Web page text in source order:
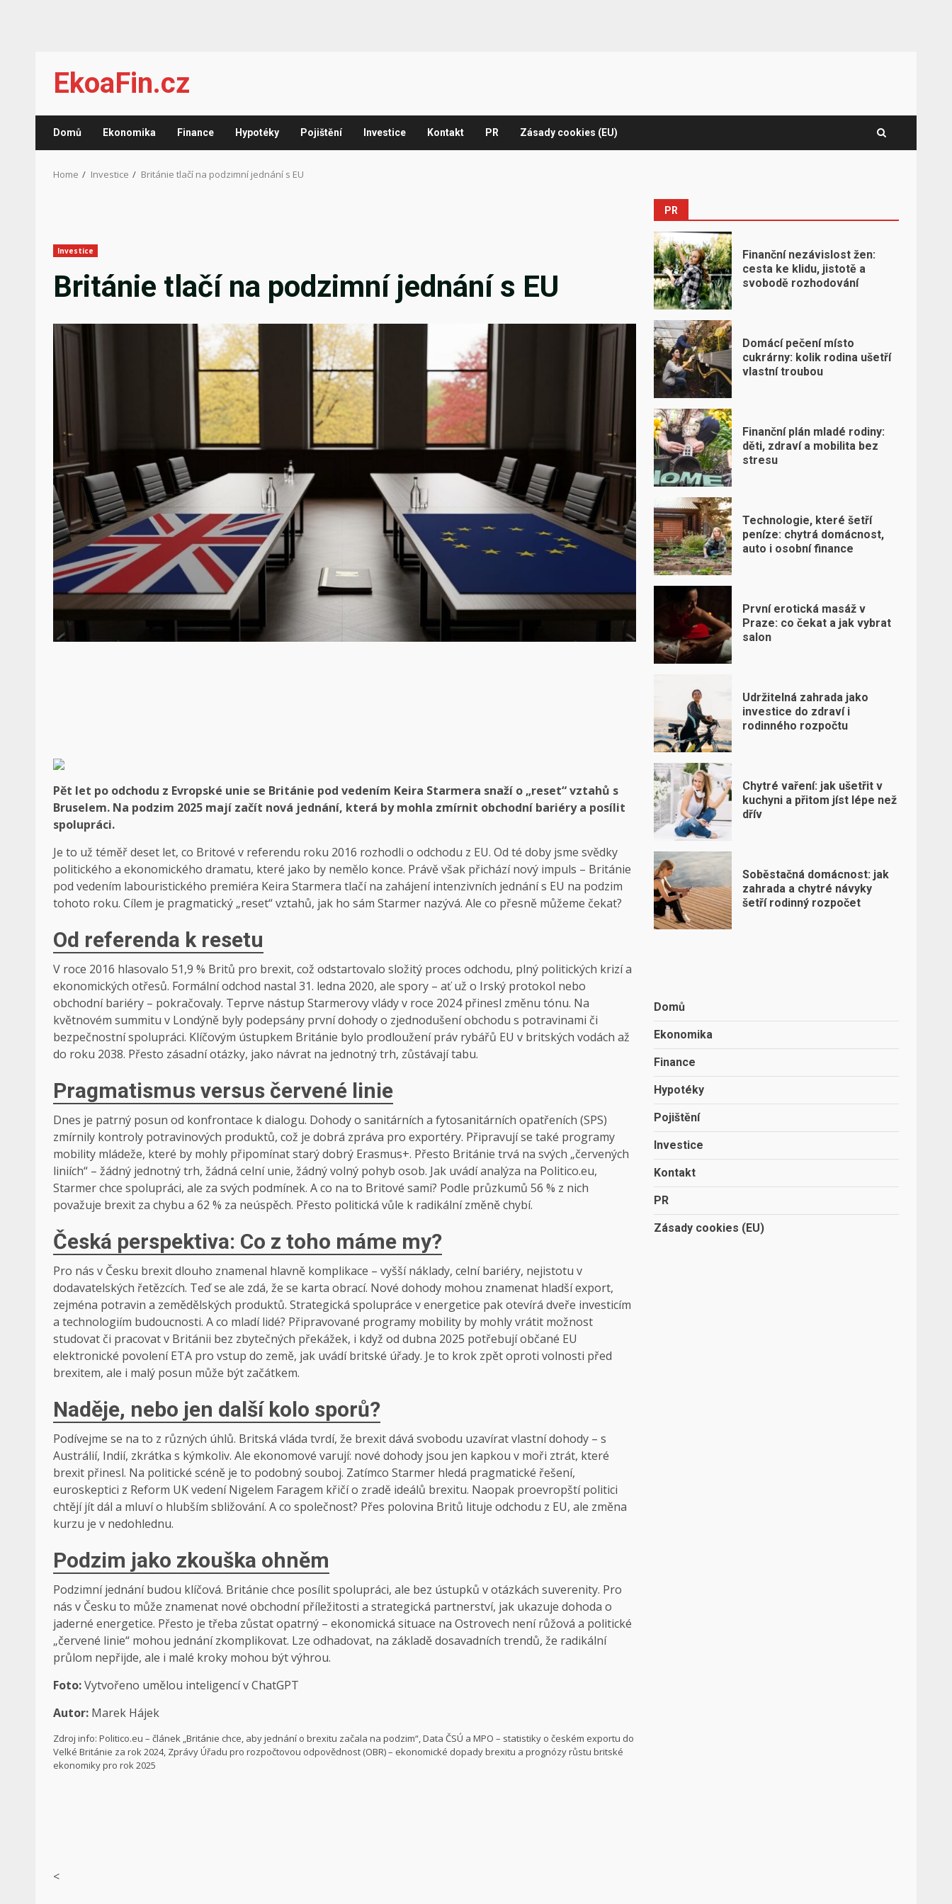
content
EkoaFin.cz
Domů Ekonomika Finance Hypotéky Pojištění Investice Kontakt PR Zásady cookies (EU)
Home Investice Británie tlačí na podzimní jednání s EU
Investice
Británie tlačí na podzimní jednání s EU
Pět let po odchodu z Evropské unie se Británie pod vedením Keira Starmera snaží o „reset“ vztahů s
Bruselem. Na podzim 2025 mají začít nová jednání, která by mohla zmírnit obchodní bariéry a posílit
spolupráci.
Je to už téměř deset let, co Britové v referendu roku 2016 rozhodli o odchodu z EU. Od té doby jsme svědky
politického a ekonomického dramatu, které jako by nemělo konce. Právě však přichází nový impuls – Británie
pod vedením labouristického premiéra Keira Starmera tlačí na zahájení intenzivních jednání s EU na podzim
tohoto roku. Cílem je pragmatický „reset“ vztahů, jak ho sám Starmer nazývá. Ale co přesně můžeme čekat?
Od referenda k resetu
V roce 2016 hlasovalo 51,9 % Britů pro brexit, což odstartovalo složitý proces odchodu, plný politických krizí a
ekonomických otřesů. Formální odchod nastal 31. ledna 2020, ale spory – ať už o Irský protokol nebo
obchodní bariéry – pokračovaly. Teprve nástup Starmerovy vlády v roce 2024 přinesl změnu tónu. Na
květnovém summitu v Londýně byly podepsány první dohody o zjednodušení obchodu s potravinami či
bezpečnostní spolupráci. Klíčovým ústupkem Británie bylo prodloužení práv rybářů EU v britských vodách až
do roku 2038. Přesto zásadní otázky, jako návrat na jednotný trh, zůstávají tabu.
Pragmatismus versus červené linie
Dnes je patrný posun od konfrontace k dialogu. Dohody o sanitárních a fytosanitárních opatřeních (SPS)
zmírnily kontroly potravinových produktů, což je dobrá zpráva pro exportéry. Připravují se také programy
mobility mládeže, které by mohly připomínat starý dobrý Erasmus+. Přesto Británie trvá na svých „červených
liniích“ – žádný jednotný trh, žádná celní unie, žádný volný pohyb osob. Jak uvádí analýza na Politico.eu,
Starmer chce spolupráci, ale za svých podmínek. A co na to Britové sami? Podle průzkumů 56 % z nich
považuje brexit za chybu a 62 % za neúspěch. Přesto politická vůle k radikální změně chybí.
Česká perspektiva: Co z toho máme my?
Pro nás v Česku brexit dlouho znamenal hlavně komplikace – vyšší náklady, celní bariéry, nejistotu v
dodavatelských řetězcích. Teď se ale zdá, že se karta obrací. Nové dohody mohou znamenat hladší export,
zejména potravin a zemědělských produktů. Strategická spolupráce v energetice pak otevírá dveře investicím
a technologiím budoucnosti. A co mladí lidé? Připravované programy mobility by mohly vrátit možnost
studovat či pracovat v Británii bez zbytečných překážek, i když od dubna 2025 potřebují občané EU
elektronické povolení ETA pro vstup do země, jak uvádí britské úřady. Je to krok zpět oproti volnosti před
brexitem, ale i malý posun může být začátkem.
Naděje, nebo jen další kolo sporů?
Podívejme se na to z různých úhlů. Britská vláda tvrdí, že brexit dává svobodu uzavírat vlastní dohody – s
Austrálií, Indií, zkrátka s kýmkoliv. Ale ekonomové varují: nové dohody jsou jen kapkou v moři ztrát, které
brexit přinesl. Na politické scéně je to podobný souboj. Zatímco Starmer hledá pragmatické řešení,
euroskeptici z Reform UK vedení Nigelem Faragem křičí o zradě ideálů brexitu. Naopak proevropští politici
chtějí jít dál a mluví o hlubším sbližování. A co společnost? Přes polovina Britů lituje odchodu z EU, ale změna
kurzu je v nedohlednu.
Podzim jako zkouška ohněm
Podzimní jednání budou klíčová. Británie chce posílit spolupráci, ale bez ústupků v otázkách suverenity. Pro
nás v Česku to může znamenat nové obchodní příležitosti a strategická partnerství, jak ukazuje dohoda o
jaderné energetice. Přesto je třeba zůstat opatrný – ekonomická situace na Ostrovech není růžová a politické
„červené linie“ mohou jednání zkomplikovat. Lze odhadovat, na základě dosavadních trendů, že radikální
průlom nepřijde, ale i malé kroky mohou být výhrou.
Foto:Vytvořeno umělou inteligencí v ChatGPT
Autor: Marek Hájek
Zdroj info: Politico.eu – článek „Británie chce, aby jednání o brexitu začala na podzim“, Data ČSÚ a MPO – statistiky o českém exportu do
Velké Británie za rok 2024, Zprávy Úřadu pro rozpočtovou odpovědnost (OBR) – ekonomické dopady brexitu a prognózy růstu britské
ekonomiky pro rok 2025
<
PR
Finanční nezávislost žen:
cesta ke klidu, jistotě a
svobodě rozhodování
Domácí pečení místo
cukrárny: kolik rodina ušetří
vlastní troubou
Finanční plán mladé rodiny:
děti, zdraví a mobilita bez
stresu
Technologie, které šetří
peníze: chytrá domácnost,
auto i osobní finance
První erotická masáž v
Praze: co čekat a jak vybrat
salon
Udržitelná zahrada jako
investice do zdraví i
rodinného rozpočtu
Chytré vaření: jak ušetřit v
kuchyni a přitom jíst lépe než
dřív
Soběstačná domácnost: jak
zahrada a chytré návyky
šetří rodinný rozpočet
Domů
Ekonomika
Finance
Hypotéky
Pojištění
Investice
Kontakt
PR
Zásady cookies (EU)